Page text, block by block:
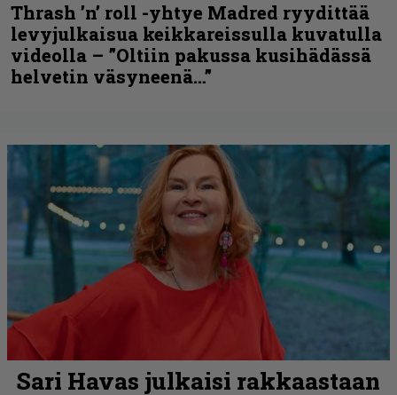
Thrash ’n’ roll -yhtye Madred ryydittää
levyjulkaisua keikkareissulla kuvatulla
videolla – ”Oltiin pakussa kusihädässä
helvetin väsyneenä…”